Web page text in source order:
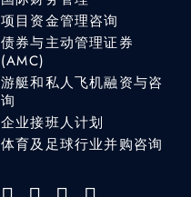
项目资金管理咨询
债券与主动管理证券
(AMC)
游艇和私人飞机融资与咨
询
企业接班人计划
体育及足球行业并购咨询